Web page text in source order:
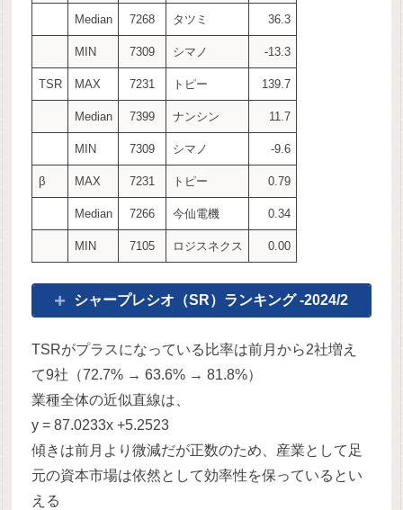
Median 7268 タツミ 36.3
MIN 7309 シマノ -13.3
TSR MAX 7231 トピー 139.7
Median 7399 ナンシン 11.7
MIN 7309 シマノ -9.6
β MAX 7231 トピー 0.79
Median 7266 今仙電機 0.34
MIN 7105 ロジスネクス 0.00
シャープレシオ（SR）ランキング -2024/2
TSRがプラスになっている比率は前月から2社増え
て9社（72.7% → 63.6% → 81.8%）
業種全体の近似直線は、
y = 87.0233x +5.2523
傾きは前月より微減だが正数のため、産業として足
元の資本市場は依然として効率性を保っているとい
える